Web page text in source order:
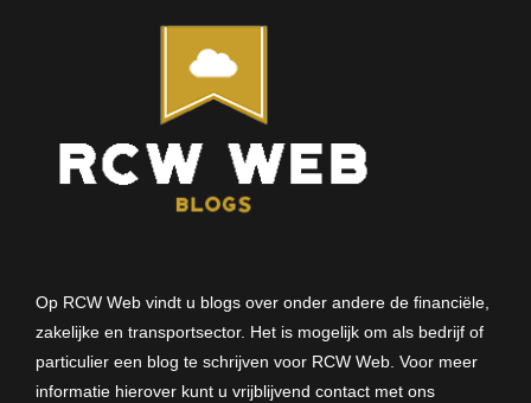
Op RCW Web vindt u blogs over onder andere de financiële,
zakelijke en transportsector. Het is mogelijk om als bedrijf of
particulier een blog te schrijven voor RCW Web. Voor meer
informatie hierover kunt u vrijblijvend contact met ons